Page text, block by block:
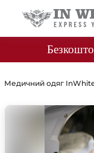
Медичний одяг